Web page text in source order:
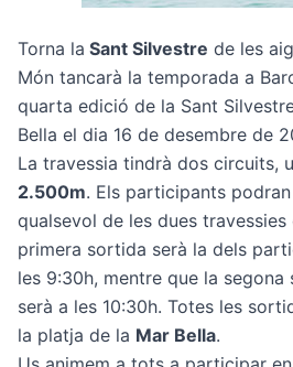
Torna la Sant Silvestre de les
Món tancarà la temporada a
quarta edició de la Sant
Bella el dia 16 de desembre de
La travessia tindrà dos circuits,
2.500m. Els participants
qualsevol de les dues
primera sortida serà la dels
les 9:30h, mentre que la
serà a les 10:30h. Totes les
la platja de la Mar Bella.